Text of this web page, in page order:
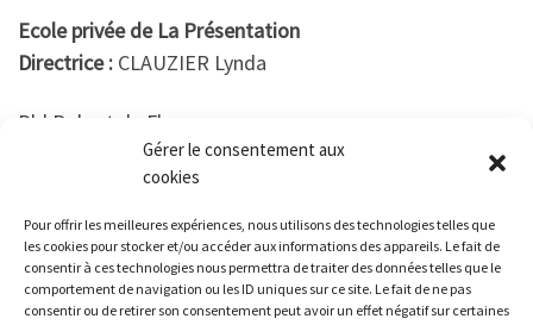
Gérer le consentement aux
cookies
Pour offrir les meilleures expériences, nous utilisons des technologies telles que
les cookies pour stocker et/ou accéder aux informations des appareils. Le fait de
consentir à ces technologies nous permettra de traiter des données telles que le
comportement de navigation ou les ID uniques sur ce site. Le fait de ne pas
consentir ou de retirer son consentement peut avoir un effet négatif sur certaines
Ecole privée de La Présentation
Directrice : CLAUZIER Lynda
Bld Robert de Flers
48140 Le Malzieu-Ville
04 66 31 70 17
Fa
ce
M
as
E
m
P
ar